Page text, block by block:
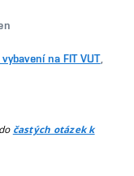
na FIT VUT,
častých otázek k